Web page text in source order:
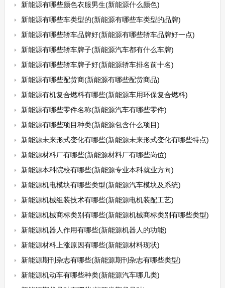
新能源有哪些颜色衣服男生(新能源什么颜色)
新能源有哪些车类型的(新能源有哪些车类型的品牌)
新能源有哪些轿车品牌好(新能源有哪些轿车品牌好一点)
新能源有哪些轿车牌子(新能源汽车都有什么车牌)
新能源有哪些轿车牌子好(新能源轿车排名前十名)
新能源有哪些配货商(新能源有哪些配货商品)
新能源有机复合燃料有哪些(新能源车用环保复合燃料)
新能源有哪些零件名称(新能源汽车有哪些零件)
新能源有哪些项目种类(新能源包含什么项目)
新能源未来形式变化有哪些(新能源未来形式变化有哪些特点)
新能源材料厂有哪些(新能源材料厂有哪些岗位)
新能源本科院校有哪些(新能源专业本科就业方向)
新能源机电模块有哪些类型(新能源汽车模块及系统)
新能源机械组装技术有哪些(新能源电机装配工艺)
新能源机械商标类别有哪些(新能源机械商标类别有哪些类型)
新能源机器人作用有哪些(新能源机器人的功能)
新能源材料上涨原因有哪些(新能源材料现状)
新能源期刊杂志有哪些(新能源期刊杂志有哪些类型)
新能源机动车有哪些种类(新能源汽车哪几类)